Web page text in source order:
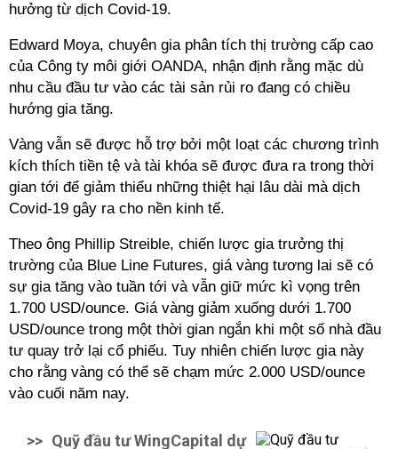
hưởng từ dịch Covid-19.
Edward Moya, chuyên gia phân tích thị trường cấp cao
của Công ty môi giới OANDA, nhận định rằng mặc dù
nhu cầu đầu tư vào các tài sản rủi ro đang có chiều
hướng gia tăng.
Vàng vẫn sẽ được hỗ trợ bởi một loạt các chương trình
kích thích tiền tệ và tài khóa sẽ được đưa ra trong thời
gian tới để giảm thiểu những thiệt hại lâu dài mà dịch
Covid-19 gây ra cho nền kinh tế.
Theo ông Phillip Streible, chiến lược gia trưởng thị
trường của Blue Line Futures, giá vàng tương lai sẽ có
sự gia tăng vào tuần tới và vẫn giữ mức kì vọng trên
1.700 USD/ounce. Giá vàng giảm xuống dưới 1.700
USD/ounce trong một thời gian ngắn khi một số nhà đầu
tư quay trở lại cổ phiếu. Tuy nhiên chiến lược gia này
cho rằng vàng có thể sẽ chạm mức 2.000 USD/ounce
vào cuối năm nay.
>> Quỹ đầu tư WingCapital dự